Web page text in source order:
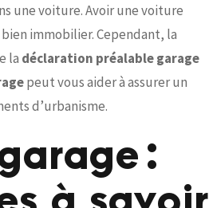
une voiture. Avoir une voiture
immobilier. Cependant, la
la déclaration préalable garage
peut vous aider à assurer un
d’urbanisme.
: